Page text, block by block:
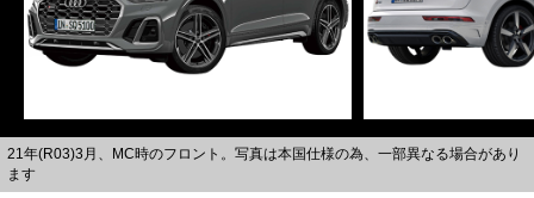
21年(R03)3月、MC時のフロント。写真は本国仕様の為、一部異なる場合があり
ます